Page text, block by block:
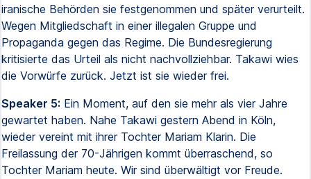
iranische Behörden sie festgenommen und später verurteilt.
Wegen Mitgliedschaft in einer illegalen Gruppe und
Propaganda gegen das Regime. Die Bundesregierung
kritisierte das Urteil als nicht nachvollziehbar. Takawi wies
die Vorwürfe zurück. Jetzt ist sie wieder frei.
Speaker 5: Ein Moment, auf den sie mehr als vier Jahre
gewartet haben. Nahe Takawi gestern Abend in Köln,
wieder vereint mit ihrer Tochter Mariam Klarin. Die
Freilassung der 70-Jährigen kommt überraschend, so
Tochter Mariam heute. Wir sind überwältigt vor Freude.